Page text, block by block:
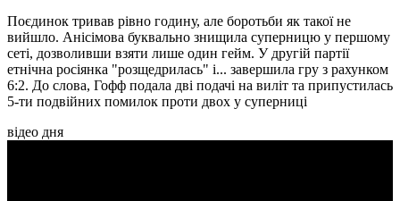
Поєдинок тривав рівно годину, але боротьби як такої не
вийшло. Анісімова буквально знищила суперницю у першому
сеті, дозволивши взяти лише один гейм. У другій партії
етнічна росіянка "розщедрилась" і... завершила гру з рахунком
6:2. До слова, Гофф подала дві подачі на виліт та припустилась
5-ти подвійних помилок проти двох у суперниці
відео дня